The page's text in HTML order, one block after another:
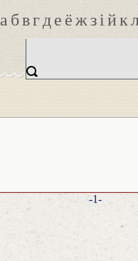
абвгдеёжзійк
-1-